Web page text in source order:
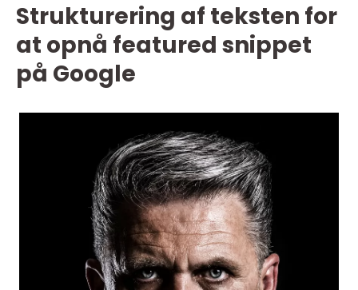
Strukturering af teksten for
at opnå featured snippet
på Google